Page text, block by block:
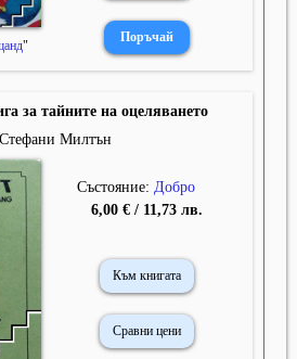
"
за тайните на оцеляването
Стефани Милтън
Състояние: Добро
6,00 € / 11,73 лв.
Към книгата
Сравни цени